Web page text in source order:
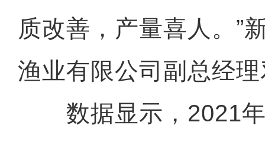
质改善，产量喜人。”
渔业有限公司副总经
数据显示，2021年